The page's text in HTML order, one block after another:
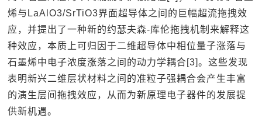
烯与LaAlO3/SrTiO3界面超导体之间的巨幅超流拖拽效
应，并提出了一种新的约瑟夫森-库伦拖拽机制来解释这
种效应，本质上可归因于二维超导体中相位量子涨落与
石墨烯中电子浓度涨落之间的动力学耦合[3]。这些发现
表明新兴二维层状材料之间的准粒子强耦合会产生丰富
的演生层间拖拽效应，从而为新原理电子器件的发展提
供新机遇。